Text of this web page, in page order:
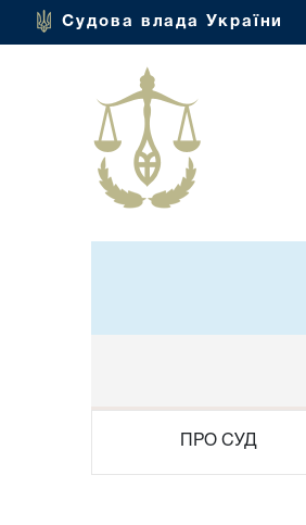
Судова влада України
ПРО СУД